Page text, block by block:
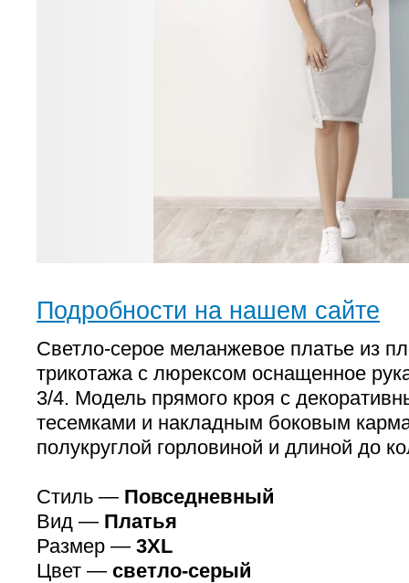
Подробности на нашем сайте
Светло-серое меланжевое платье из
трикотажа с люрексом оснащенное
3/4. Модель прямого кроя с
тесемками и накладным боковым
полукруглой горловиной и длиной до
Стиль — Повседневный
Вид — Платья
Размер — 3XL
Цвет — светло-серый